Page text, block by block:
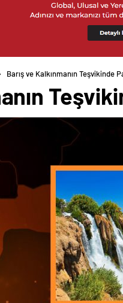
Barış ve Kalkınmanın Teşvikinde